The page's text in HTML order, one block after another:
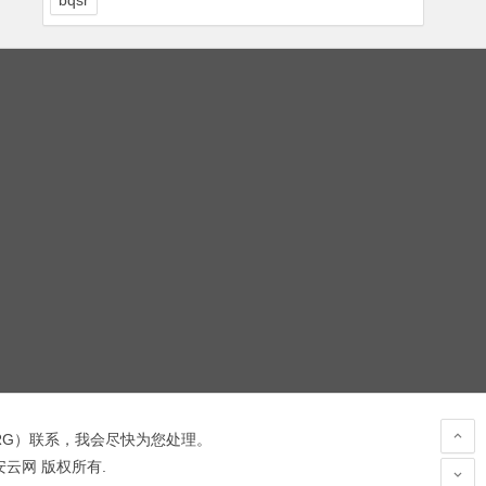
）联系，我会尽快为您处理。
网 版权所有.